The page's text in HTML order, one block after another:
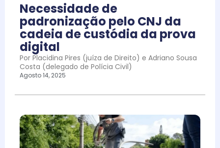
Necessidade de
padronização pelo CNJ da
cadeia de custódia da prova
digital
Por Placidina Pires (juíza de Direito) e Adriano Sousa
Costa (delegado de Polícia Civil)
Agosto 14, 2025